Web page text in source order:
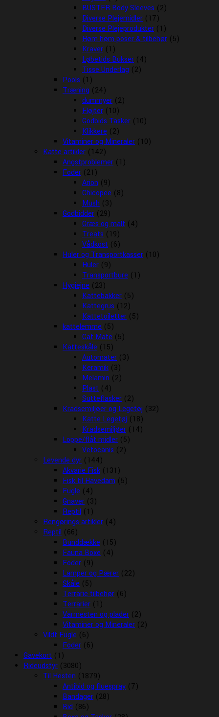
BUSTER Body Sleeves (2)
Diverse Plejemidler (17)
Diverse Plejeprodukter (1)
Høm høm poser & tilbehør (5)
Kraver (1)
Løbetids Bukser (4)
Tisse Underlag (2)
Pools (1)
Træning (24)
dummyer (2)
Fløjter (10)
Godbids Tasker (10)
Klikkere (2)
Vitaminer og Mineraler (10)
Katte artikler (142)
Angstproblemer (1)
Foder (21)
Arion (9)
Chicopee (8)
Mush (3)
Godbidder (29)
Græs og malt (4)
Treats (19)
Vådkost (6)
Huler og Transportkasser (10)
Huler (9)
Transportbure (1)
Hygiejne (23)
Kattebakker (5)
Kattegrus (12)
Kattetoiletter (5)
kattelemme (5)
Cat Mate (5)
Katteskåle (15)
Automater (3)
Keramik (3)
Melamin (2)
Plast (4)
Sutteflasker (2)
Kradsemiljøer og Legetøj (32)
Katte Legetøj (18)
Kradsemiljøer (14)
Loppe/flåt midler (5)
Vetocanis (2)
Levende dyr (144)
Akvarie Fisk (131)
Fisk til Havedam (5)
Fugle (4)
Gnaver (3)
Reptil (1)
Rengørings artikler (4)
Reptil (66)
Bunddække (15)
Fauna Boxe (4)
Foder (9)
Lamper og Pærer (22)
Skåle (5)
Terrarie tilbehør (6)
Terrarier (1)
Varmesten og plader (2)
Vitaminer og Mineraler (2)
Vildt Fugle (6)
Foder (6)
Gavekort (1)
Rideudstyr (3080)
Til Hesten (1879)
Antibid og fluespray (7)
Bandager (28)
Bid (86)